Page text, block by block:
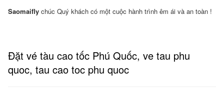
Saomaifly chúc Quý khách có một cuộc hành trình êm ái và an toàn !
Đặt vé tàu cao tốc Phú Quốc, ve tau phu
quoc, tau cao toc phu quoc